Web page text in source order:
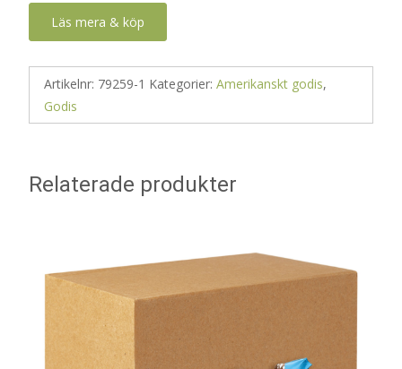
Läs mera & köp
Artikelnr: 79259-1 Kategorier: Amerikanskt godis,
Godis
Relaterade produkter